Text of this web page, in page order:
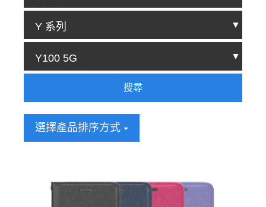
搜尋
選擇產品排序方式